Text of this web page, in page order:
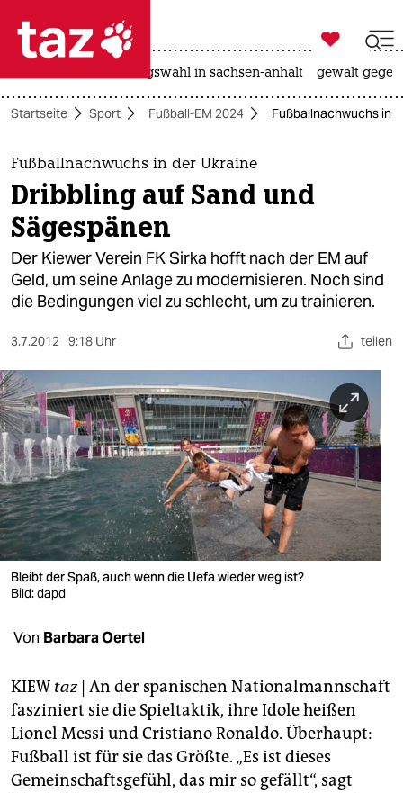
 taz zahl ich
taz zahl ich
themen
politik
öko
gesellschaft
sport
berlin
nord
wahrheit
verlag
verlag
veranstaltungen
shop
unterstützen
abo
genossenschaft

taz zahl ich
landtagswahl in sachsen-anhalt gewalt
Startseite Sport Fußball-EM 2024 Fußballnachwuchs in
Fußballnachwuchs in der Ukraine
Dribbling auf Sand und
Sägespänen
Der Kiewer Verein FK Sirka hofft nach der EM auf
Geld, um seine Anlage zu modernisieren. Noch sind
die Bedingungen viel zu schlecht, um zu trainieren.
3.7.2012 9:18 Uhr teilen
Bleibt der Spaß, auch wenn die Uefa wieder weg ist?
Bild: dapd
Von Barbara Oertel
KIEW taz| An der spanischen Nationalmannschaft
fasziniert sie die Spieltaktik, ihre Idole heißen
Lionel Messi und Cristiano Ronaldo. Überhaupt:
Fußball ist für sie das Größte. „Es ist dieses
Gemeinschaftsgefühl, das mir so gefällt“, sagt